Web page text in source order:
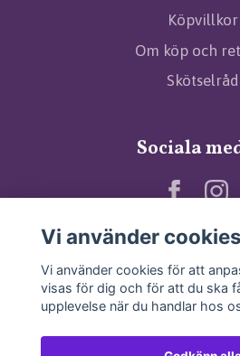
Köpvillkor
Om köp och
Skötselråd
Sociala
Vi använder cookies
Vi använder cookies för att
visas för dig och för att du ska
upplevelse när du handlar hos